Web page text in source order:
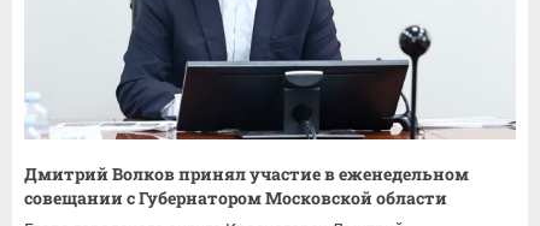
Дмитрий Волков принял участие в еженедельном
совещании с Губернатором Московской области